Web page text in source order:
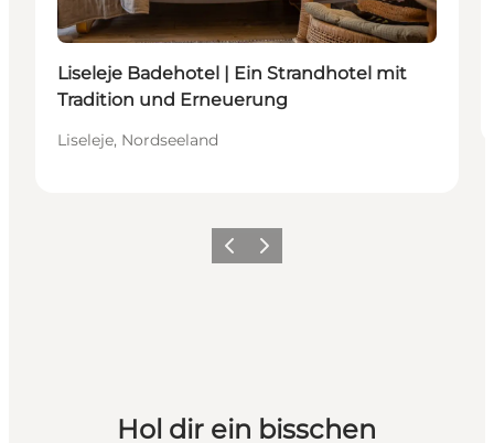
Liseleje Badehotel | Ein Strandhotel mit
Tradition und Erneuerung
Liseleje, Nordseeland
ZurückWeiter
Hol dir ein bisschen